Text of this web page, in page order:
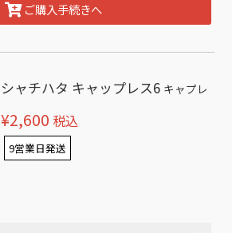
ご購入手続きへ
シャチハタ キャップレス6 キャプレ
¥2,600 税込
9営業日発送